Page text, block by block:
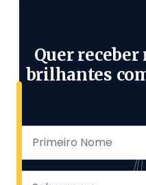
Quer
brilhantes